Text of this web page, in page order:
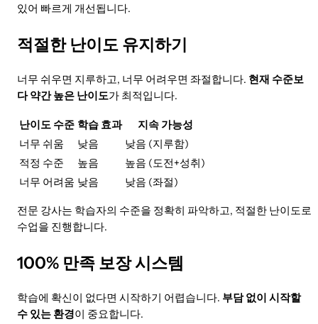
있어 빠르게 개선됩니다.
적절한 난이도 유지하기
너무 쉬우면 지루하고, 너무 어려우면 좌절합니다. 현재 수준보
다 약간 높은 난이도가 최적입니다.
난이도 수준 학습 효과
지속 가능성
너무 쉬움
낮음
낮음 (지루함)
적정 수준
높음
높음 (도전+성취)
너무 어려움 낮음 낮음 (좌절)
전문 강사는 학습자의 수준을 정확히 파악하고, 적절한 난이도로
수업을 진행합니다.
100% 만족 보장 시스템
학습에 확신이 없다면 시작하기 어렵습니다. 부담 없이 시작할
수 있는 환경이 중요합니다.